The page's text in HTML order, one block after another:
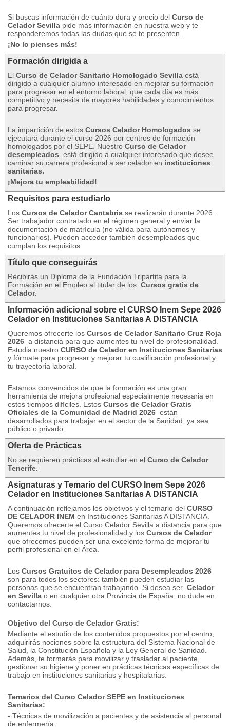
Si buscas información de cuánto dura y precio del Curso de
Celador Sevilla pide más información en nuestra web y te
responderemos todas las dudas que se te presenten.
¡No lo pienses más!
Formación dirigida a
El Curso de Celador Sanitario Homologado Sevilla está
dirigido a cualquier alumno interesado en mejorar su formación
para progresar en el entorno laboral, que cada día es más
competitivo y necesita de mayores habilidades y conocimientos
para progresar.
La impartición de estos Cursos Celador Homologados se
ejecutará durante el curso 2026 por centros de formación
homologados por el SEPE. Nuestro Curso de Celador
desempleados está dirigido a cualquier interesado que desee
caminar su carrera profesional a ser celador en instituciones
sanitarias.
¡Mejora tu empleabilidad!
Requisitos para estudiarlo
Los Cursos de Celador Cantabria se realizarán durante 2026.
Ser trabajador contratado en el régimen general y enviar la
documentación de matrícula (no válida para autónomos y
funcionarios). Pueden acceder también desempleados que
cumplan los requisitos.
Título que conseguirás
Recibirás un Diploma de la Fundación Tripartita para la
Formación en el Empleo al titular de los Cursos gratis de
Celador.
Información adicional sobre el CURSO Inem Sepe 2026
Celador en Instituciones Sanitarias A DISTANCIA
Queremos ofrecerte los Cursos de Celador Sanitario Cruz Roja
2026 a distancia para que aumentes tu nivel de profesionalidad.
Estudia nuestro CURSO de Celador en Instituciones Sanitarias
y fórmate para progresar y mejorar tu cualificación profesional y
tu trayectoria laboral.
Estamos convencidos de que la formación es una gran
herramienta de mejora profesional especialmente necesaria en
estos tiempos difíciles. Estos Cursos de Celador Gratis
Oficiales de la Comunidad de Madrid 2026 están
desarrollados para trabajar en el sector de la Sanidad, ya sea
público o privado.
Oferta de Prácticas
No se requieren prácticas al estudiar en el Curso de Celador
Tenerife.
Asignaturas y Temario del CURSO Inem Sepe 2026
Celador en Instituciones Sanitarias A DISTANCIA
A continuación reflejamos los objetivos y el temario del CURSO
DE CELADOR INEM en Instituciones Sanitarias A DISTANCIA.
Queremos ofrecerte el Curso Celador Sevilla a distancia para que
aumentes tu nivel de profesionalidad y los Cursos de Celador
que ofrecemos pueden ser una excelente forma de mejorar tu
perfil profesional en el Área.
Los Cursos Gratuitos de Celador para Desempleados 2026
son para todos los sectores: también pueden estudiar las
personas que se encuentran trabajando. Si desea ser Celador
en Sevilla o en cualquier otra Provincia de España, no dude en
contactarnos.
Objetivo del Curso de Celador Gratis:
Mediante el estudio de los contenidos propuestos por el centro,
adquirirás nociones sobre la estructura del Sistema Nacional de
Salud, la Constitución Española y la Ley General de Sanidad.
Además, te formarás para movilizar y trasladar al paciente,
gestionar su higiene y poner en prácticas técnicas específicas de
trabajo en instituciones sanitarias y hospitalarias.
Temarios del Curso Celador SEPE en Instituciones
Sanitarias:
- Técnicas de movilización a pacientes y de asistencia al personal
de enfermería.